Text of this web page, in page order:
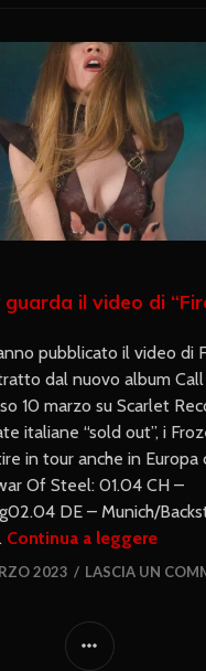
il video di
pubblicato il video di
dal nuovo album
10 marzo su Scarlet
italiane “sold out”, i
in tour anche in Europa
Of Steel: 01.04 CH –
DE – Munich/
Continua a leggere
2023 LASCIA UN